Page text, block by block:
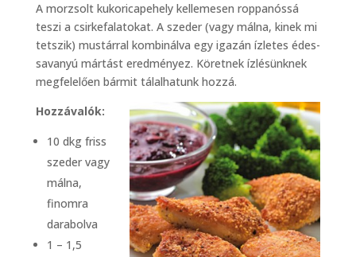
A morzsolt kukoricapehely kellemesen roppanóssá
teszi a csirkefalatokat. A szeder (vagy málna, kinek mi
tetszik) mustárral kombinálva egy igazán ízletes édes-
savanyú mártást eredményez. Köretnek ízlésünknek
megfelelően bármit tálalhatunk hozzá.
Hozzávalók:
10 dkg friss
szeder vagy
málna,
finomra
darabolva
1 – 1,5